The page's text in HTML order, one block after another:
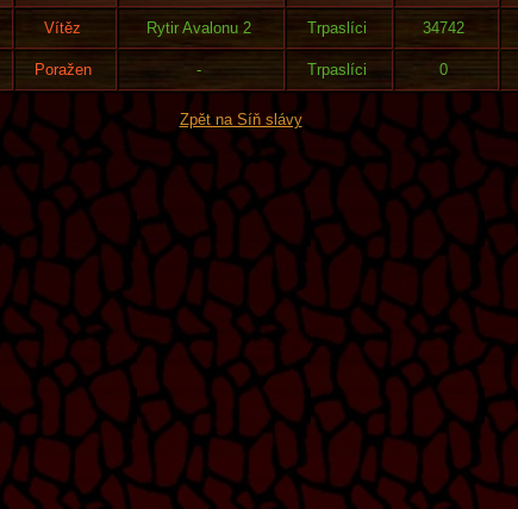
Vítěz Rytir Avalonu 2 Trpaslíci 34742
Poražen - Trpaslíci 0
Zpět na Síň slávy